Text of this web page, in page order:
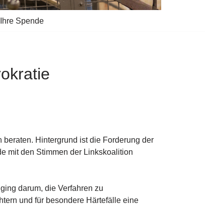
Ihre Spende
Hintergrund ist die Forderung der
mit den Stimmen der Linkskoalition
darum, die Verfahren zu
und für besondere Härtefälle eine